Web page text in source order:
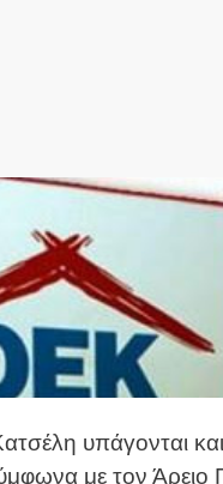
υπάγονται
με τον Άρειο